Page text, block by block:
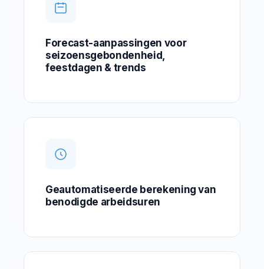
Forecast-aanpassingen voor
seizoensgebondenheid,
feestdagen & trends
Geautomatiseerde berekening van
benodigde arbeidsuren